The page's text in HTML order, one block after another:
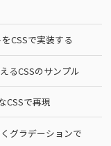
CSSで実装する
るCSSのサンプル
CSSで再現
グラデーションで